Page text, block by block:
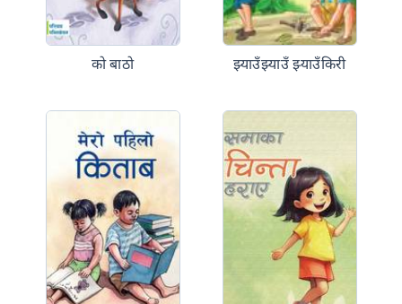
को बाठो झ्याउँझ्याउँ झ्याउँकिरी